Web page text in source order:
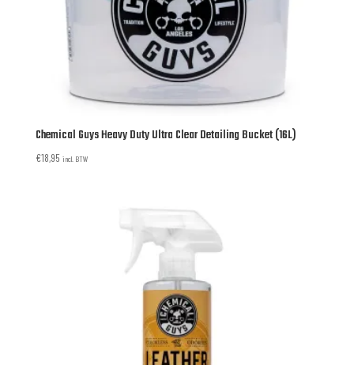
Chemical Guys Heavy Duty Ultra Clear Detailing Bucket (16L)
€18,95 incl. BTW